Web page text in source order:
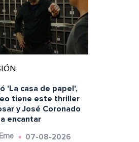
'La casa de papel',
tiene este thriller
y José Coronado
encantar
07-08-2026